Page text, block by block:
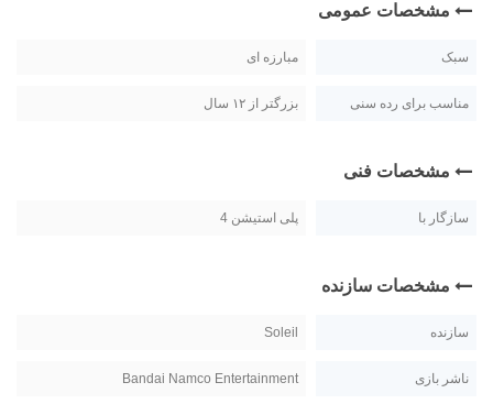
مشخصات عمومی
سبک مبارزه ای
مناسب برای رده سنی بزرگتر از ۱۲ سال
مشخصات فنی
سازگار با پلی استیشن 4
مشخصات سازنده
سازنده Soleil
ناشر بازی Bandai Namco Entertainment